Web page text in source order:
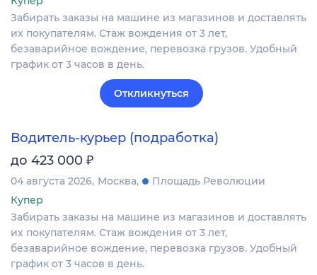
Забирать заказы на машине из магазинов и доставлять
их покупателям. Стаж вождения от 3 лет,
безаварийное вождение, перевозка грузов. Удобный
график от 3 часов в день.
Откликнуться
Водитель-курьер (подработка)
до 423 000 ₽
04 августа 2026 Москва
Площадь Революции
Купер
Забирать заказы на машине из магазинов и доставлять
их покупателям. Стаж вождения от 3 лет,
безаварийное вождение, перевозка грузов. Удобный
график от 3 часов в день.